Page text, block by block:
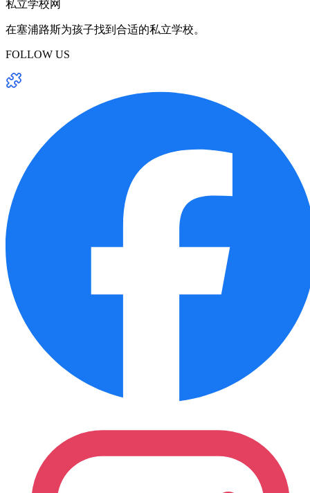
私立学校网
在塞浦路斯为孩子找到合适的私立学校。
FOLLOW US